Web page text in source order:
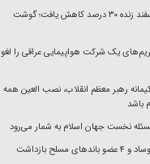
قیمت گوسفند زنده ۳۰ درصد کاهش یافت؛ گوشت
یک شرکت هواپیمایی عراقی را لغو
رهبر معظم انقلاب، نصب العین همه
باشد
نخست جهان اسلام به شمار می‌رود
۲۱ عامل موساد و ۴ عضو باند‌های مسلح بازداشت